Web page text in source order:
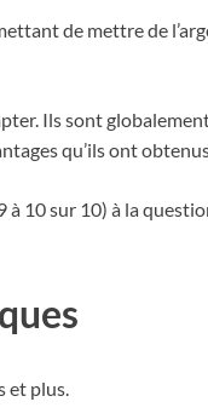
de mettre de
Ils sont
qu’ils ont
10 sur 10) à la
et plus.